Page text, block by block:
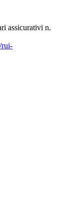
assicurativi n.
rui-